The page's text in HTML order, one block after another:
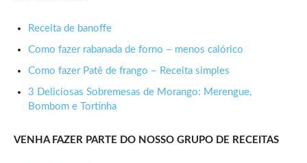
Receita de banoffe
Como fazer rabanada de forno – menos calórico
Como fazer Patê de frango – Receita simples
3 Deliciosas Sobremesas de Morango: Merengue,
Bombom e Tortinha
VENHA FAZER PARTE DO NOSSO GRUPO DE RECEITAS